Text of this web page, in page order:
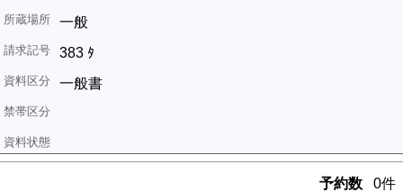
一般
383 ﾀ
一般書
予約数 0件